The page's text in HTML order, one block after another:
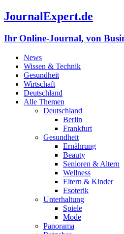
JournalExpert.de
Ihr Online-Journal, von
News
Wissen & Technik
Gesundheit
Wirtschaft
Deutschland
Alle Themen
Deutschland
Berlin
Frankfurt
Gesundheit
Ernährung
Beauty
Senioren & Altern
Wellness
Eltern & Kinder
Esoterik
Unterhaltung
Spiele
Mode
Panorama